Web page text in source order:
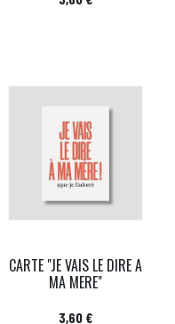
CARTE "JE VAIS LE DIRE A
MA MERE"
Prix
3,60 €